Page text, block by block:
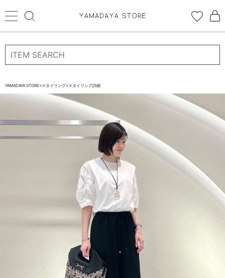
ログイン 新規会員登録
お気に入り
CATEGORYから探す
STORE BRAND・LABELから探す
YAMADAYA STORE>スタイリング>スタイリング詳細
ログイン